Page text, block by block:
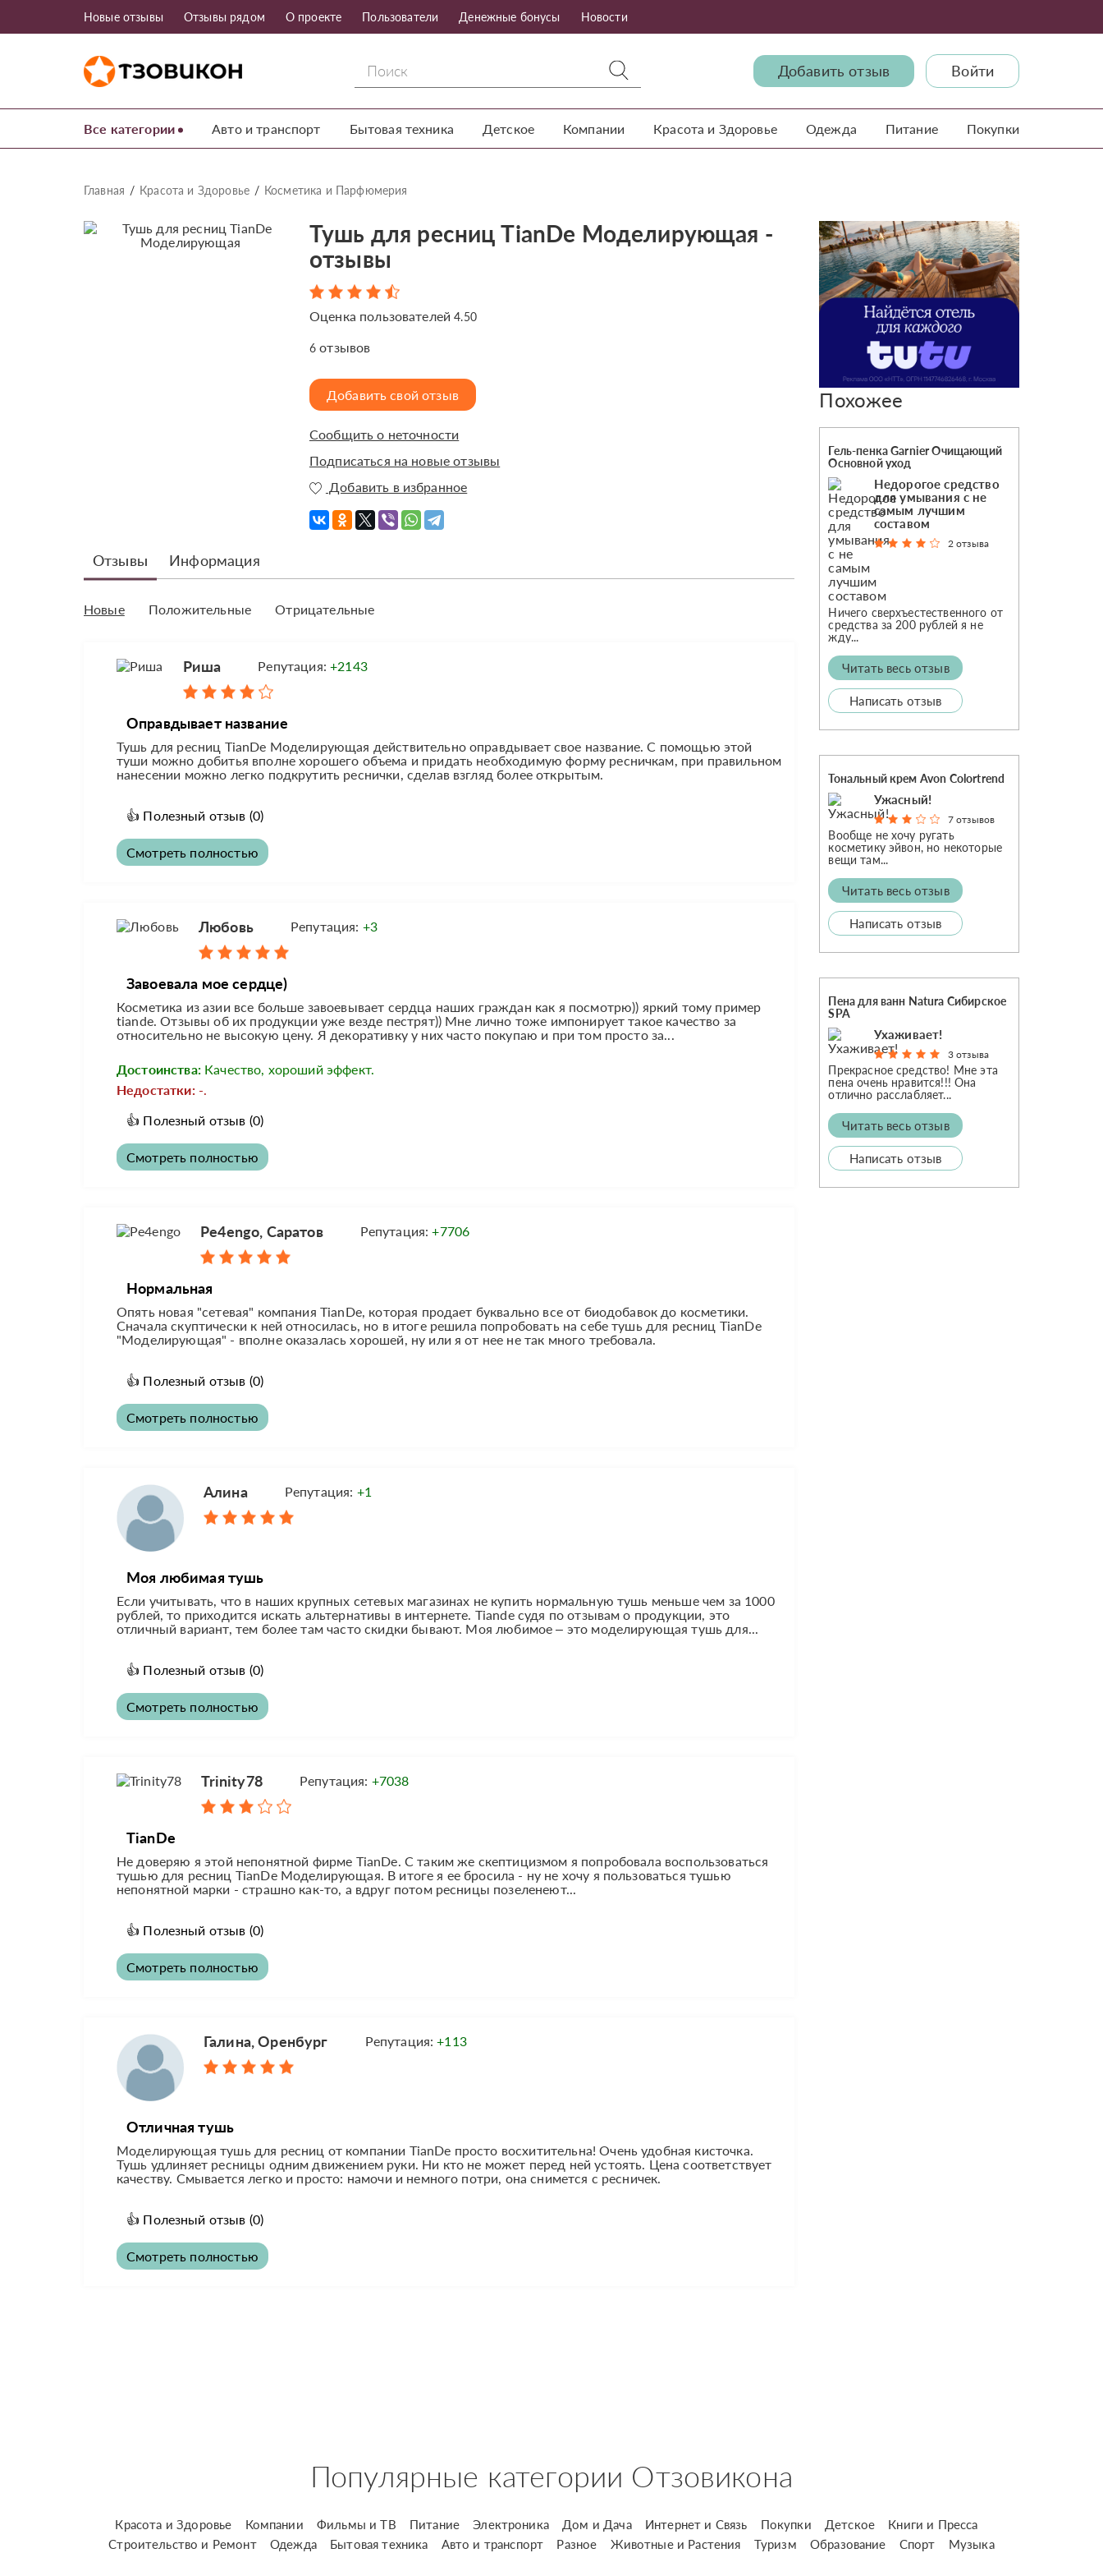
Новые отзывы Отзывы рядом О проекте Пользователи Денежные бонусы Новости
Добавить отзыв Войти
Все категории Авто и транспорт Бытовая техника Детское Компании Красота и Здоровье Одежда Питание Покупки
Главная Красота и Здоровье Косметика и Парфюмерия
Тушь для ресниц TianDe Моделирующая -
отзывы
Оценка пользователей4.50
6 отзывов
Добавить свой отзыв
Сообщить о неточности
Подписаться на новые отзывы
Добавить в избранное
Отзывы Информация
Новые Положительные Отрицательные
Риша Репутация:+2143
Оправдывает название
Тушь для ресниц TianDe Моделирующая действительно оправдывает свое название. С помощью этой
туши можно добитья вполне хорошего объема и придать необходимую форму ресничкам, при правильном
нанесении можно легко подкрутить реснички, сделав взгляд более открытым.
👍 Полезный отзыв (0)
Смотреть полностью
Любовь Репутация: +3
Завоевала мое сердце)
Косметика из азии все больше завоевывает сердца наших граждан как я посмотрю)) яркий тому пример
tiande. Отзывы об их продукции уже везде пестрят)) Мне лично тоже импонирует такое качество за
относительно не высокую цену. Я декоративку у них часто покупаю и при том просто за...
Достоинства: Качество, хороший эффект.
Недостатки: -.
👍 Полезный отзыв (0)
Смотреть полностью
Pe4engo, Саратов Репутация:+7706
Нормальная
Опять новая "сетевая" компания TianDe, которая продает буквально все от биодобавок до косметики.
Сначала скуптически к ней относилась, но в итоге решила попробовать на себе тушь для ресниц TianDe
"Моделирующая" - вполне оказалась хорошей, ну или я от нее не так много требовала.
👍 Полезный отзыв (0)
Смотреть полностью
Алина Репутация: +1
Моя любимая тушь
Если учитывать, что в наших крупных сетевых магазинах не купить нормальную тушь меньше чем за 1000
рублей, то приходится искать альтернативы в интернете. Tiande судя по отзывам о продукции, это
отличный вариант, тем более там часто скидки бывают. Моя любимое – это моделирующая тушь для...
👍 Полезный отзыв (0)
Смотреть полностью
Trinity78 Репутация: +7038
TianDe
Не доверяю я этой непонятной фирме TianDe. С таким же скептицизмом я попробовала воспользоваться
тушью для ресниц TianDe Моделирующая. В итоге я ее бросила - ну не хочу я пользоваться тушью
непонятной марки - страшно как-то, а вдруг потом ресницы позеленеют...
👍 Полезный отзыв (0)
Смотреть полностью
Галина, Оренбург Репутация:+113
Отличная тушь
Моделирующая тушь для ресниц от компании TianDe просто восхитительна! Очень удобная кисточка.
Тушь удлиняет ресницы одним движением руки. Ни кто не может перед ней устоять. Цена соответствует
качеству. Смывается легко и просто: намочи и немного потри, она снимется с ресничек.
👍 Полезный отзыв (0)
Смотреть полностью
Похожее
Гель-пенка Garnier Очищающий
Основной уход
Недорогое средство
для умывания с не
самым лучшим
составом
2 отзыва
Ничего сверхъестественного от
средства за 200 рублей я не
жду...
Читать весь отзыв
Написать отзыв
Тональный крем Avon Colortrend
Ужасный!
7 отзывов
Вообще не хочу ругать
косметику эйвон, но некоторые
вещи там...
Читать весь отзыв
Написать отзыв
Пена для ванн Natura Сибирское
SPA
Ухаживает!
3 отзыва
Прекрасное средство! Мне эта
пена очень нравится!!! Она
отлично расслабляет...
Читать весь отзыв
Написать отзыв
Популярные категории Отзовикона
Красота и Здоровье Компании Фильмы и ТВ Питание Электроника Дом и Дача Интернет и Связь Покупки Детское
Книги и Пресса
Строительство и Ремонт
Одежда Бытовая техника Авто и транспорт Разное Животные и Растения Туризм Образование Спорт Музыка